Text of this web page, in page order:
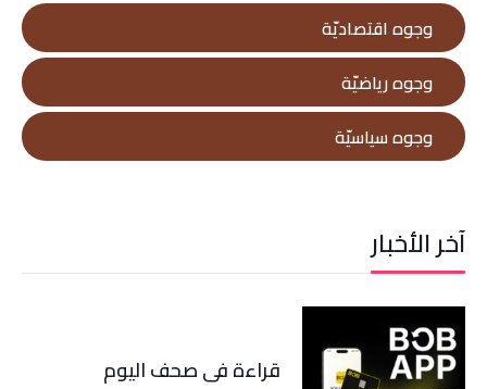
وجوه اقتصاديّة
وجوه رياضيّة
وجوه سياسيّة
آخر الأخبار
قراءة في صحف اليوم